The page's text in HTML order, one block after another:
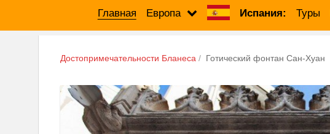
Главная Европа Испания: Туры
Достопримечательности Бланеса Готический фонтан Сан-Хуан